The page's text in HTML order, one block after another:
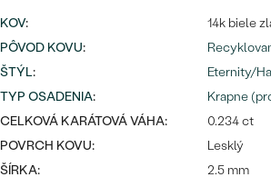
KOV:
14k biele
PÔVOD KOVU:
ŠTÝL:
Eternity/
TYP OSADENIA:
Krapne
CELKOVÁ KARÁTOVÁ VÁHA:
0.234 ct
POVRCH KOVU:
Lesklý
ŠÍRKA:
2.5 mm